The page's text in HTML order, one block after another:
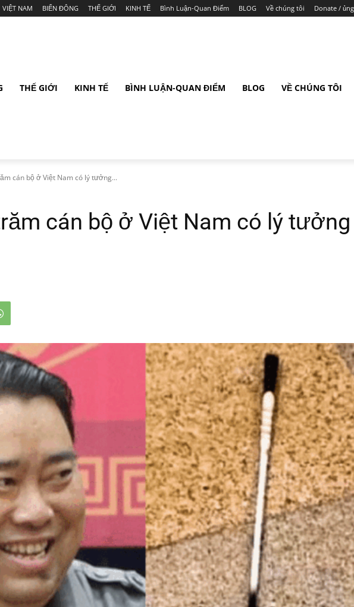
VIỆT NAM BIỂN ĐÔNG THẾ GIỚI KINH TẾ Bình Luận-Quan Điểm BLOG Về chúng tôi Donate /
THẾ GIỚI KINH TẾ BÌNH LUẬN-QUAN ĐIỂM BLOG VỀ CHÚNG TÔI
cán bộ ở Việt Nam có lý tưởng...
cán bộ ở Việt Nam có lý